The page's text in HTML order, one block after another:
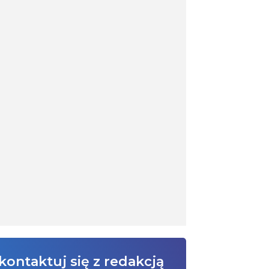
się z redakcją